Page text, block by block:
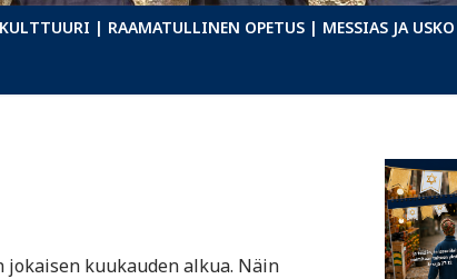
| RAAMATULLINEN OPETUS | MESSIAS JA USKO
kuukauden alkua. Näin